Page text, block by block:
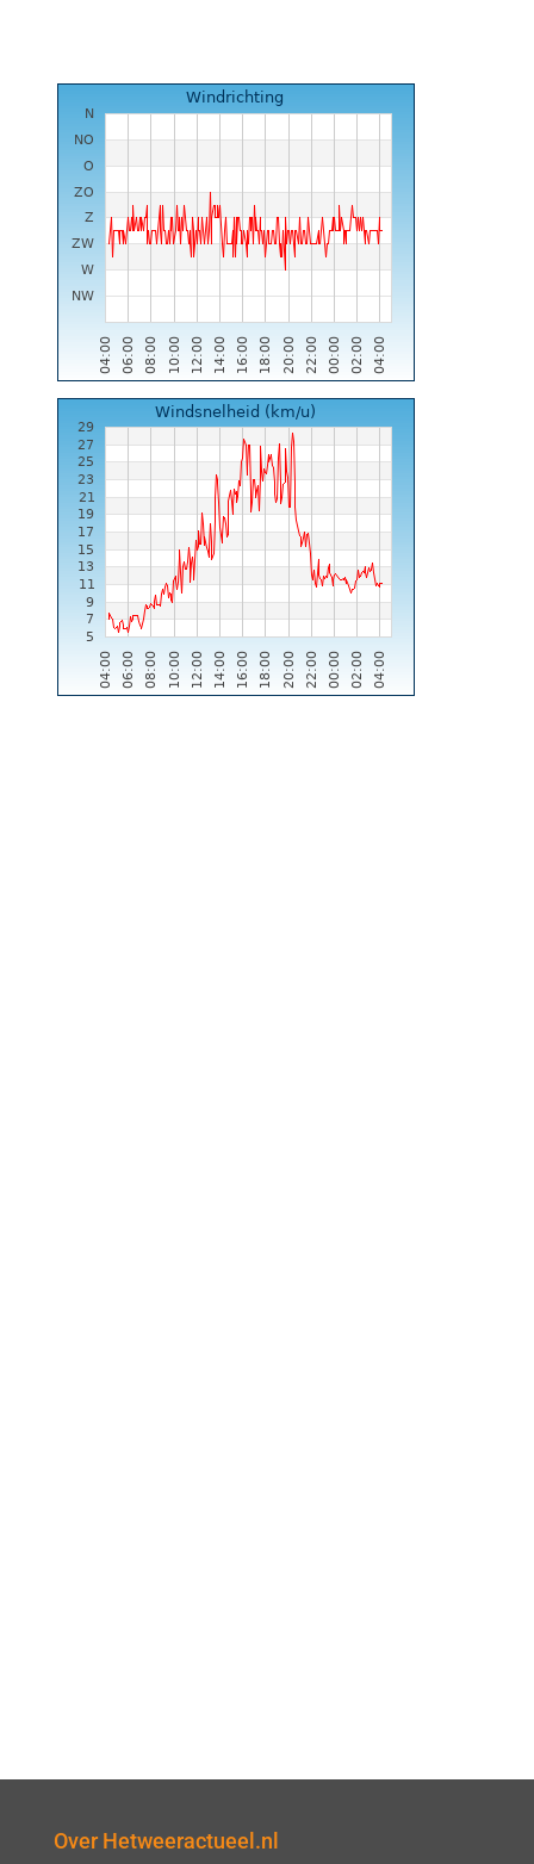
Over Hetweeractueel.nl